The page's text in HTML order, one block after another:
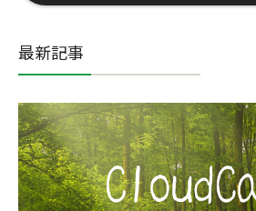
最新記事